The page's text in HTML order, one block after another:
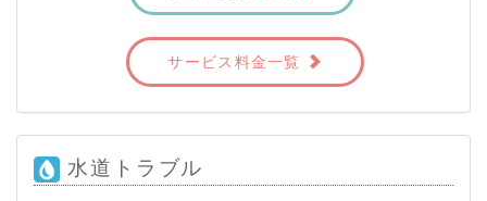
サービス料金一覧
水道トラブル